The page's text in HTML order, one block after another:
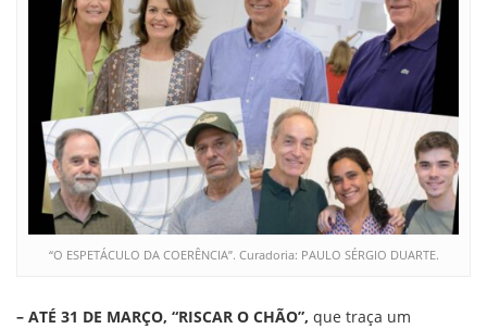
“O ESPETÁCULO DA COERÊNCIA”. Curadoria: PAULO SÉRGIO DUARTE.
– ATÉ 31 DE MARÇO, “RISCAR O CHÃO”, que traça um